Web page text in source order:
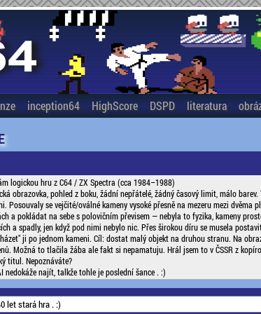
inception64 HighScore DSPD literatura
logickou hru z C64 / ZX Spectra (cca 1984–1988)
obrazovka, pohled z boku, žádní nepřátelé, žádný časový limit, málo barev.
Posouvaly se vejčité/oválné kameny vysoké přesně na mezeru mezi dvěma
a pokládat na sebe s polovičním převisem — nebyla to fyzika, kameny
a spadly, jen když pod nimi nebylo nic. Přes širokou díru se musela
ji po jednom kameni. Cíl: dostat malý objekt na druhou stranu. Na
Možná to tlačila žába ale fakt si nepamatuju. Hrál jsem to v ČSSR z
titul. Nepoznáváte?
nedokáže najít, talkže tohle je poslední šance . :)